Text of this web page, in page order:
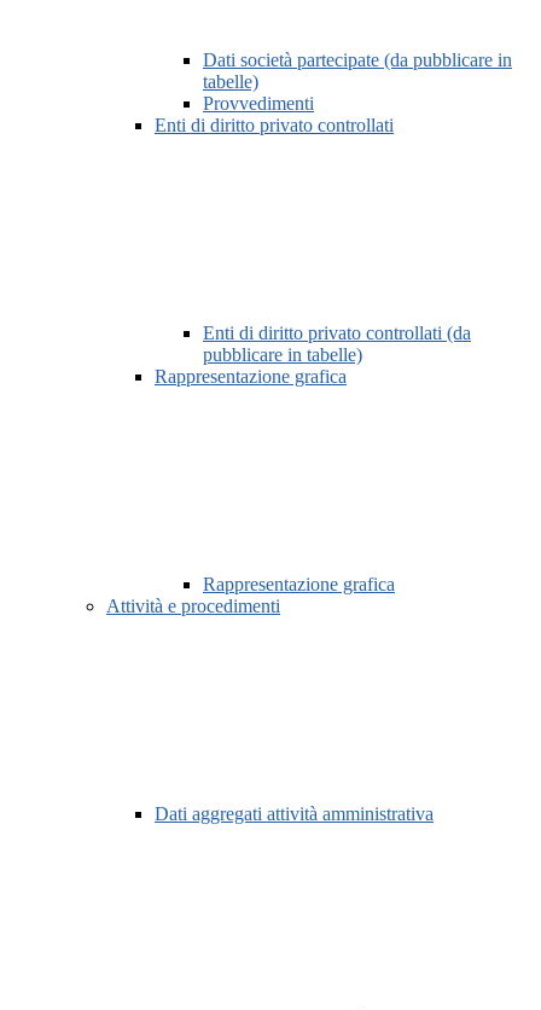
Dati società partecipate (da pubblicare in
tabelle)
Provvedimenti
Enti di diritto privato controllati
Enti di diritto privato controllati (da
pubblicare in tabelle)
Rappresentazione grafica
Rappresentazione grafica
Attività e procedimenti
Dati aggregati attività amministrativa